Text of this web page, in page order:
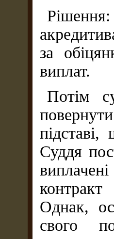
за
виплат.
Потім
Суддя
Однак,
свого